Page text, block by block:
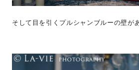
そして目を引くプルシャンブルーの壁が